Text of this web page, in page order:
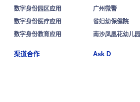
数字身份园区应用
数字身份医疗应用
数字身份教育应用
渠道合作
广州微警
省妇幼保健院
南沙凤凰花幼儿园
Ask D